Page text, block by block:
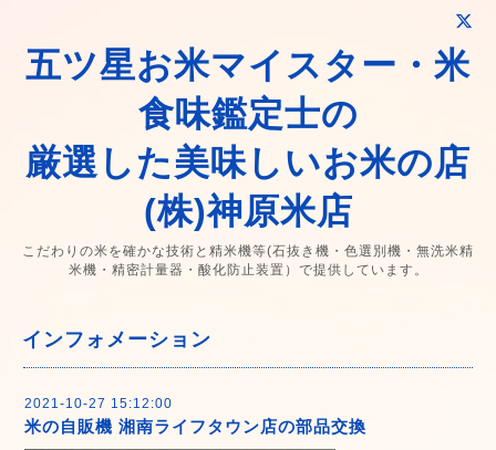
五ツ星お米マイスター・米
食味鑑定士の
厳選した美味しいお米の店
(株)神原米店
こだわりの米を確かな技術と精米機等(石抜き機・色選別機・無洗米精
米機・精密計量器・酸化防止装置）で提供しています。
インフォメーション
2021-10-27 15:12:00
米の自販機 湘南ライフタウン店の部品交換